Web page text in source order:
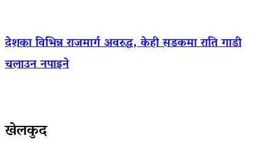
देशका विभिन्न राजमार्ग अवरुद्ध, केही सडकमा राति गाडी
चलाउन नपाइने
खेलकुद